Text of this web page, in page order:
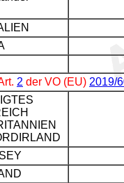
2 der VO (EU) 2019/